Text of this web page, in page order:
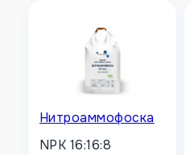
Нитроаммофоска
NPK 16:16:8